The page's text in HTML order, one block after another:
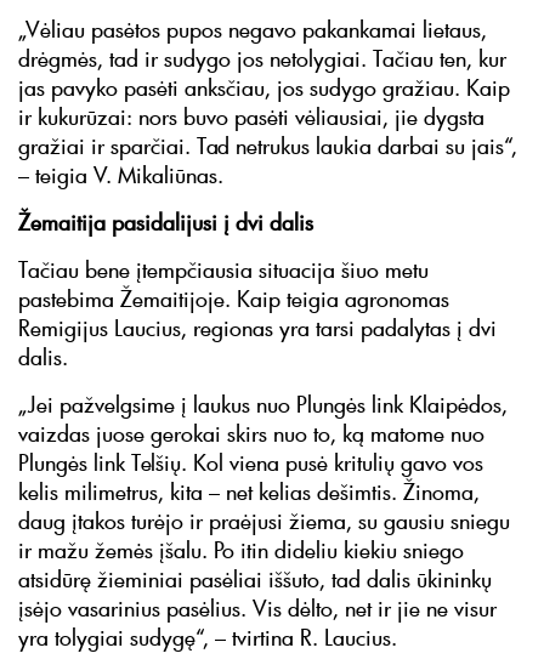
„Vėliau pasėtos pupos negavo pakankamai lietaus,
drėgmės, tad ir sudygo jos netolygiai. Tačiau ten, kur
jas pavyko pasėti anksčiau, jos sudygo gražiau. Kaip
ir kukurūzai: nors buvo pasėti vėliausiai, jie dygsta
gražiai ir sparčiai. Tad netrukus laukia darbai su jais“,
– teigia V. Mikaliūnas.
Žemaitija pasidalijusi į dvi dalis
Tačiau bene įtempčiausia situacija šiuo metu
pastebima Žemaitijoje. Kaip teigia agronomas
Remigijus Laucius, regionas yra tarsi padalytas į dvi
dalis.
„Jei pažvelgsime į laukus nuo Plungės link Klaipėdos,
vaizdas juose gerokai skirs nuo to, ką matome nuo
Plungės link Telšių. Kol viena pusė kritulių gavo vos
kelis milimetrus, kita – net kelias dešimtis. Žinoma,
daug įtakos turėjo ir praėjusi žiema, su gausiu sniegu
ir mažu žemės įšalu. Po itin dideliu kiekiu sniego
atsidūrę žieminiai pasėliai iššuto, tad dalis ūkininkų
įsėjo vasarinius pasėlius. Vis dėlto, net ir jie ne visur
yra tolygiai sudygę“, – tvirtina R. Laucius.